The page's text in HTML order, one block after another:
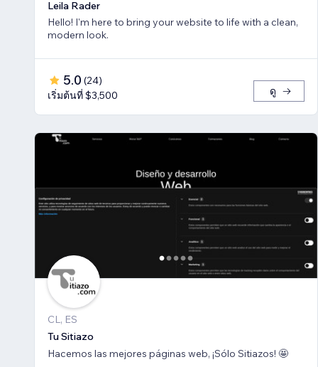
Leila Rader
Hello! I'm here to bring your website to life with a clean,
modern look.
5.0 (24)
เริ่มต้นที่ $3,500
ดู
CL, ES
Tu Sitiazo
Hacemos las mejores páginas web, ¡Sólo Sitiazos! 🤩